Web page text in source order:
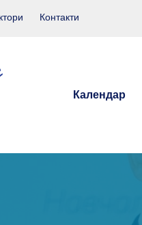
Контакти
Календар